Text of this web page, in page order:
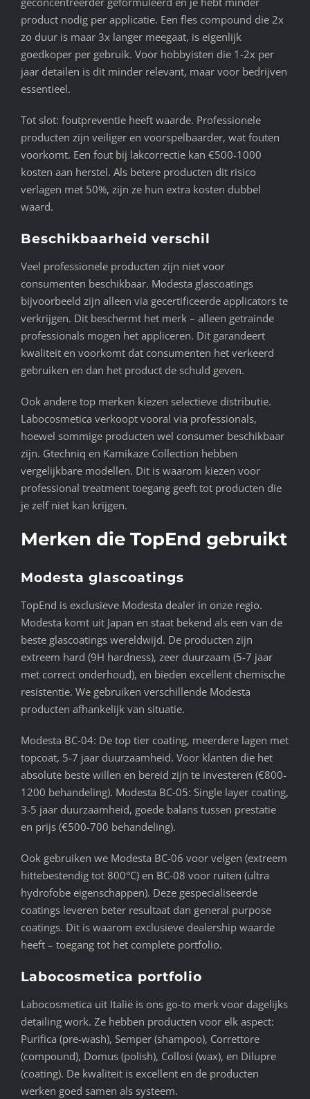
product nodig per applicatie. Een fles compound die 2x
zo duur is maar 3x langer meegaat, is eigenlijk
goedkoper per gebruik. Voor hobbyisten die 1-2x per
jaar detailen is dit minder relevant, maar voor bedrijven
essentieel.
Tot slot: foutpreventie heeft waarde. Professionele
producten zijn veiliger en voorspelbaarder, wat fouten
voorkomt. Een fout bij lakcorrectie kan €500-1000
kosten aan herstel. Als betere producten dit risico
verlagen met 50%, zijn ze hun extra kosten dubbel
waard.
Beschikbaarheid verschil
Veel professionele producten zijn niet voor
consumenten beschikbaar. Modesta glascoatings
bijvoorbeeld zijn alleen via gecertificeerde applicators te
verkrijgen. Dit beschermt het merk – alleen getrainde
professionals mogen het appliceren. Dit garandeert
kwaliteit en voorkomt dat consumenten het verkeerd
gebruiken en dan het product de schuld geven.
Ook andere top merken kiezen selectieve distributie.
Labocosmetica verkoopt vooral via professionals,
hoewel sommige producten wel consumer beschikbaar
zijn. Gtechniq en Kamikaze Collection hebben
vergelijkbare modellen. Dit is waarom kiezen voor
professional treatment toegang geeft tot producten die
je zelf niet kan krijgen.
Merken die TopEnd gebruikt
Modesta glascoatings
TopEnd is exclusieve Modesta dealer in onze regio.
Modesta komt uit Japan en staat bekend als een van de
beste glascoatings wereldwijd. De producten zijn
extreem hard (9H hardness), zeer duurzaam (5-7 jaar
met correct onderhoud), en bieden excellent chemische
resistentie. We gebruiken verschillende Modesta
producten afhankelijk van situatie.
Modesta BC-04: De top tier coating, meerdere lagen met
topcoat, 5-7 jaar duurzaamheid. Voor klanten die het
absolute beste willen en bereid zijn te investeren (€800-
1200 behandeling). Modesta BC-05: Single layer coating,
3-5 jaar duurzaamheid, goede balans tussen prestatie
en prijs (€500-700 behandeling).
Ook gebruiken we Modesta BC-06 voor velgen (extreem
hittebestendig tot 800°C) en BC-08 voor ruiten (ultra
hydrofobe eigenschappen). Deze gespecialiseerde
coatings leveren beter resultaat dan general purpose
coatings. Dit is waarom exclusieve dealership waarde
heeft – toegang tot het complete portfolio.
Labocosmetica portfolio
Labocosmetica uit Italië is ons go-to merk voor dagelijks
detailing work. Ze hebben producten voor elk aspect:
Purifica (pre-wash), Semper (shampoo), Correttore
(compound), Domus (polish), Collosi (wax), en Dilupre
(coating). De kwaliteit is excellent en de producten
werken goed samen als systeem.